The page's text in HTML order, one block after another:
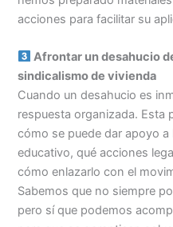
acciones para facilitar su
Afrontar un desahucio
sindicalismo de vivienda
Cuando un desahucio es
respuesta organizada. Esta
cómo se puede dar apoyo
educativo, qué acciones
cómo enlazarlo con el
Sabemos que no siempre
pero sí que podemos